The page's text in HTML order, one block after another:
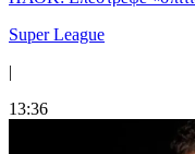
Super League
|
13:36